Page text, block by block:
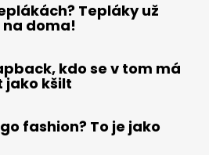
Tepláky už
na doma!
kdo se v tom má
jako kšilt
fashion? To je jako